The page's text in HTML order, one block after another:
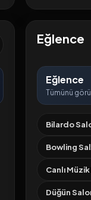
Eğlence
Eğlence
Tümünü
Bilardo
Bowling
Canlı
Düğün